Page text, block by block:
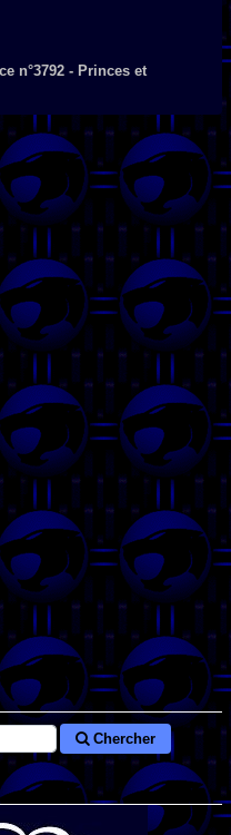
n°3792 - Princes et
Chercher